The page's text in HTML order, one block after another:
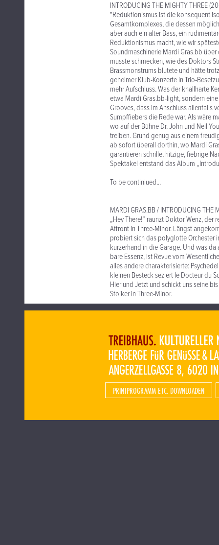
INTRODUCING THE MIGHTY THREE
"Reduktionismus ist die konsequent
Gesamtkomplexes, die dessen
aber auch ein alter Bass, ein
Reduktionismus macht, wie wir
Soundmaschinerie Mardi Gras.bb
musste schmecken, wie des Doktors
Brassmonstrums blutete und hätte
geheimer Klub-Konzerte in Trio-
mehr Aufschluss. Was der knallharte
etwa Mardi Gras.bb-light, sondern
Grooves, dass im Anschluss allenfalls
Sumpffiebers die Rede war. Als wäre
wo auf der Bühne Dr. John und Neil
treiben. Grund genug aus einem
ab sofort überall dorthin, wo Mardi
garantieren schrille, hitzige, fiebrige
Spektakel entstand das Album
To be continiued...
MARDI GRAS.BB / INTRODUCING THE
„Hey There!“ raunzt Doktor Wenz,
Affront in Three-Minor. Längst
probiert sich das polyglotte Orchester
kurzerhand in die Garage. Und was
bare Essenz, ist Revue vom
alles andere charakterisierte:
kleinen Besteck seziert le Docteur du
Hier und Jetzt und schickt uns seine
Stoiker in Three-Minor.
PRINTPROGRAMM ETC. DOWNLOADEN